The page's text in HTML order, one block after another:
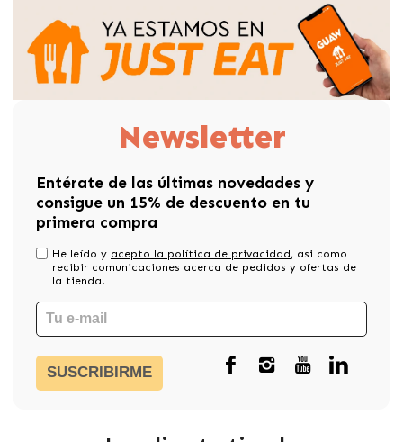
Newsletter
Entérate de las últimas novedades y
consigue un 15% de descuento en tu
primera compra
He leído y acepto la política de privacidad, asi como
recibir comunicaciones acerca de pedidos y ofertas de
la tienda.
SUSCRIBIRME